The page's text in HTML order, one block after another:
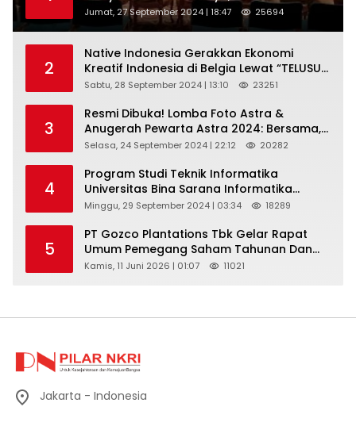
dan Inovasi Nasional ( BRIN ) Sukses
Gelar International Forum on Spice
Jumat, 27 September 2024 | 18:47 25694
2
Native Indonesia Gerakkan Ekonomi
Kreatif Indonesia di Belgia Lewat “TELUSUR
Kain Indonesia”
Sabtu, 28 September 2024 | 13:10 23251
3
Resmi Dibuka! Lomba Foto Astra &
Anugerah Pewarta Astra 2024: Bersama,
Berkarya, Berkelanjutan
Selasa, 24 September 2024 | 22:12 20282
4
Program Studi Teknik Informatika
Universitas Bina Sarana Informatika
Selenggarakan Pelatihan Pemanfaatan
Pemasaran Pada Forum UMKM
Bojongbaru Kecamatan Bojong Gede
Minggu, 29 September 2024 | 03:34 18289
5
PT Gozco Plantations Tbk Gelar Rapat
Umum Pemegang Saham Tahunan Dan
Paparan Publik 2026 Di Jakarta
Kamis, 11 Juni 2026 | 01:07 11021
Jakarta - Indonesia